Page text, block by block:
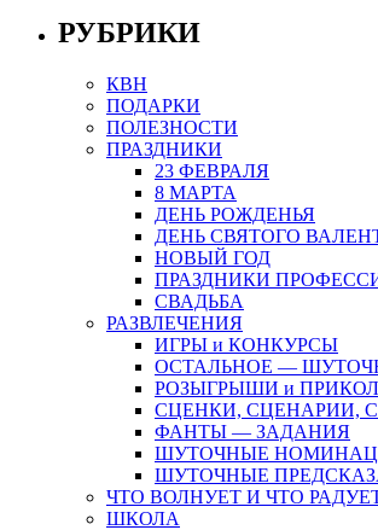
РУБРИКИ
КВН
ПОДАРКИ
ПОЛЕЗНОСТИ
ПРАЗДНИКИ
23 ФЕВРАЛЯ
8 МАРТА
ДЕНЬ РОЖДЕНЬЯ
ДЕНЬ СВЯТОГО
НОВЫЙ ГОД
ПРАЗДНИКИ
СВАДЬБА
РАЗВЛЕЧЕНИЯ
ИГРЫ и КОНКУРСЫ
ОСТАЛЬНОЕ —
РОЗЫГРЫШИ и
СЦЕНКИ, СЦЕНАРИИ,
ФАНТЫ — ЗАДАНИЯ
ШУТОЧНЫЕ
ШУТОЧНЫЕ
ЧТО ВОЛНУЕТ И ЧТО
ШКОЛА